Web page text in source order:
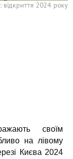
відкриття 2024 року
своїм
на лівому
Києва 2024